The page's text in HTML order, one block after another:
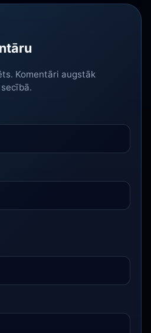
Komentāri augstāk